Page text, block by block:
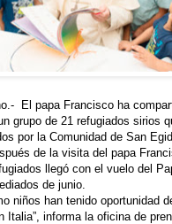
El papa Francisco ha
grupo de 21 refugiados sirios
por la Comunidad de San
de la visita del papa
llegó con el vuelo del
de junio.
niños han tenido oportunidad
Italia”, informa la oficina de